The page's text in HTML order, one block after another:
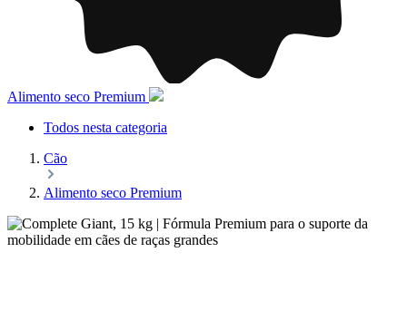
Alimento seco Premium
Todos nesta categoria
Cão
Alimento seco Premium